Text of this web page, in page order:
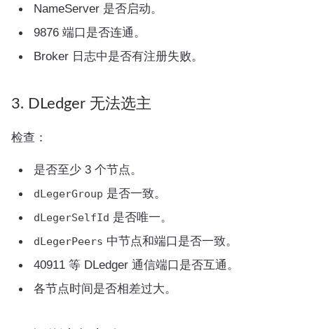
NameServer 是否启动。
9876 端口是否连通。
Broker 日志中是否有注册失败。
3. DLedger 无法选主
检查：
是否至少 3 个节点。
dLegerGroup 是否一致。
dLegerSelfId 是否唯一。
dLegerPeers 中节点和端口是否一致。
40911 等 DLedger 通信端口是否互通。
各节点时间是否相差过大。